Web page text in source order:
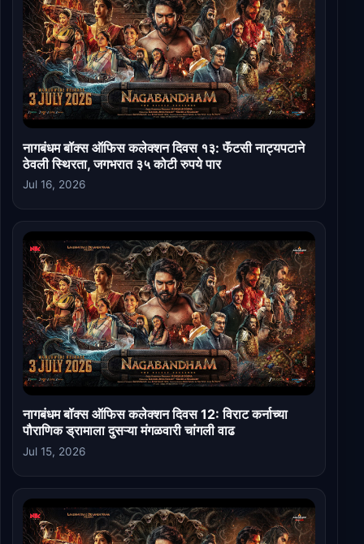
नागबंधम बॉक्स ऑफिस कलेक्शन दिवस १३: फॅंटसी नाट्यपटाने
ठेवली स्थिरता, जगभरात ३५ कोटी रुपये पार
Jul 16, 2026
नागबंधम बॉक्स ऑफिस कलेक्शन दिवस 12: विराट कर्नाच्या
पौराणिक ड्रामाला दुसऱ्या मंगळवारी चांगली वाढ
Jul 15, 2026